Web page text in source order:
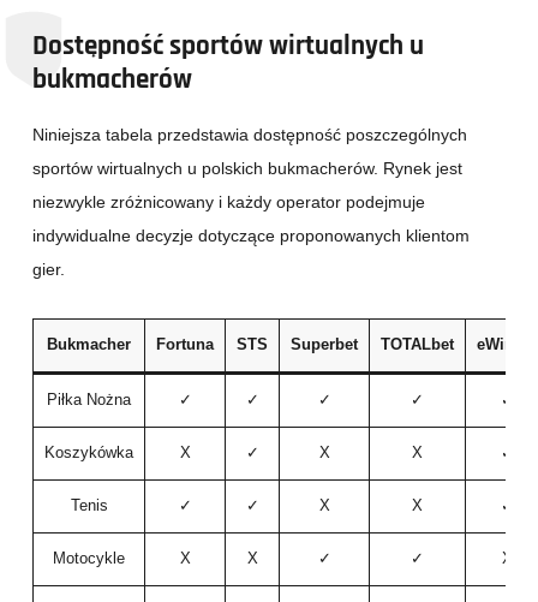
Dostępność sportów wirtualnych u
bukmacherów
Niniejsza tabela przedstawia dostępność poszczególnych
sportów wirtualnych u polskich bukmacherów. Rynek jest
niezwykle zróżnicowany i każdy operator podejmuje
indywidualne decyzje dotyczące proponowanych klientom
gier.
Bukmacher Fortuna STS Superbet TOTALbet eWinner
Piłka Nożna ✓ ✓ ✓ ✓ ✓
Koszykówka X ✓ X X ✓
Tenis ✓ ✓ X X ✓
Motocykle X X ✓ ✓ X